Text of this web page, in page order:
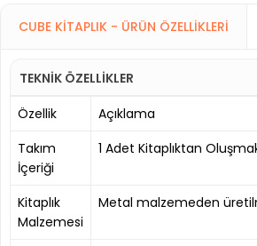
CUBE KITAPLIK - ÜRÜN ÖZELLIKLERI
TEKNİK ÖZELLİKLER
Özellik
Açıklama
Takım
İçeriği
1 Adet Kitaplıktan
Kitaplık
Malzemesi
Metal malzemeden